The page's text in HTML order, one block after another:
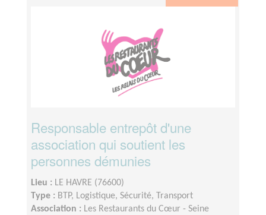
Responsable entrepôt d'une
association qui soutient les
personnes démunies
Lieu : LE HAVRE (76600)
Type : BTP, Logistique, Sécurité, Transport
Association : Les Restaurants du Cœur - Seine